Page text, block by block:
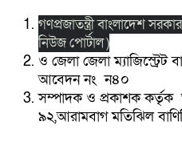
গণপ্রজাতন্ত্রী বাংলাদেশ
নিউজ পোর্টাল )
ও জেলা জেলা
আবেদন নং ন৪০
সম্পাদক ও প্রকাশক কর্তৃক
৯২,আরামবাগ মতিঝিল